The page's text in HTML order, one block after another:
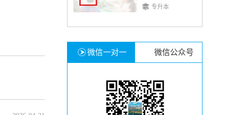
专升本
微信一对一 微信公众号